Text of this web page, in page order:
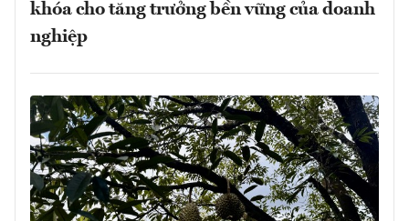
khóa cho tăng trưởng bền vững của doanh
nghiệp